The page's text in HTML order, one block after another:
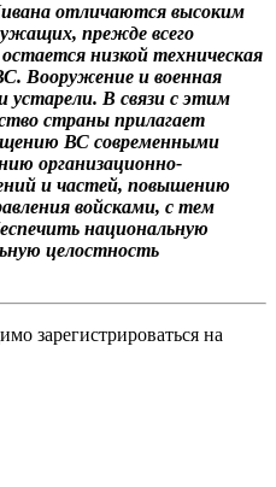
отличаются высоким
прежде всего
низкой техническая
Вооружение и военная
устарели. В связи с этим
страны прилагает
ВС современными
организационно-
и частей, повышению
войсками, с тем
национальную
целостность
зарегистрироваться на